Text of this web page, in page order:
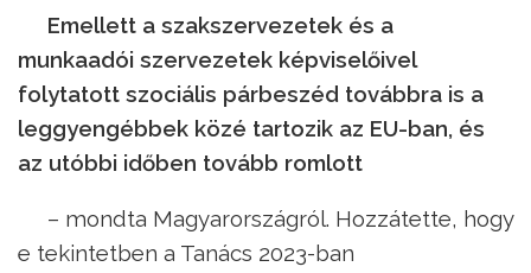
Emellett a szakszervezetek és a
munkaadói szervezetek képviselőivel
folytatott szociális párbeszéd továbbra is a
leggyengébbek közé tartozik az EU-ban, és
az utóbbi időben tovább romlott
– mondta Magyarországról. Hozzátette, hogy
e tekintetben a Tanács 2023-ban